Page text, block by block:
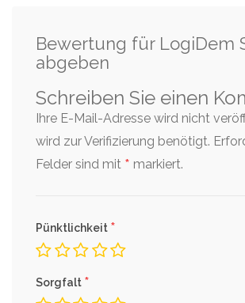
Bewertung für LogiDem
abgeben
Schreiben Sie einen
Ihre E-Mail-Adresse wird nicht
wird zur Verifizierung benötigt.
Felder sind mit * markiert.
Pünktlichkeit *
Sorgfalt *